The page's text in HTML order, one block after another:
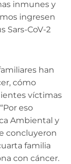
inmunes y
ingresen
Sars-CoV-2
han
cómo
víctimas
eso
Ambiental y
concluyeron
familia
con cáncer.